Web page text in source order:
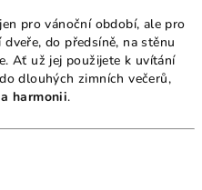
pro vánoční období, ale pro
do předsíně, na stěnu
Ať už jej použijete k uvítání
dlouhých zimních večerů,
harmonii.